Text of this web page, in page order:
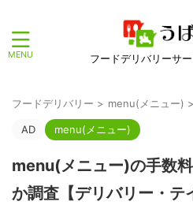
フードデリバリーサ
フードデリバリー > menu(メニュー) >
AD menu(メニュー)
menu(メニュー)の手数
か調査【デリバリー・テ